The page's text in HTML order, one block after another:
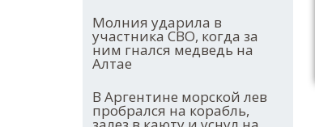
Молния ударила в
участника СВО, когда за
ним гнался медведь на
Алтае
В Аргентине морской лев
пробрался на корабль,